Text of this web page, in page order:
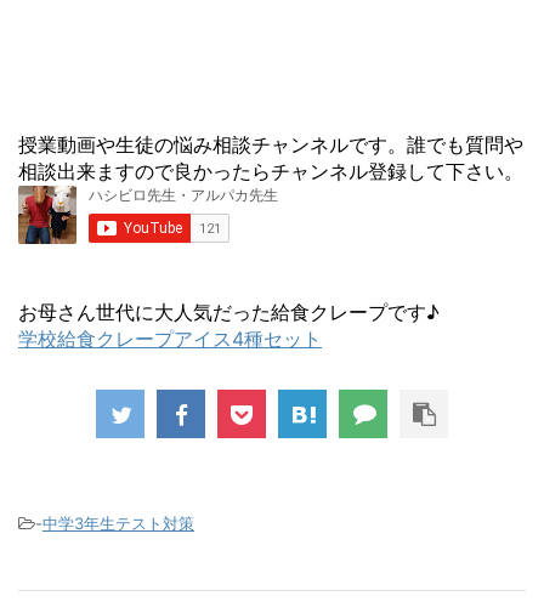
授業動画や生徒の悩み相談チャンネルです。誰でも質問や
相談出来ますので良かったらチャンネル登録して下さい。
お母さん世代に大人気だった給食クレープです♪
学校給食クレープアイス4種セット
-中学3年生テスト対策